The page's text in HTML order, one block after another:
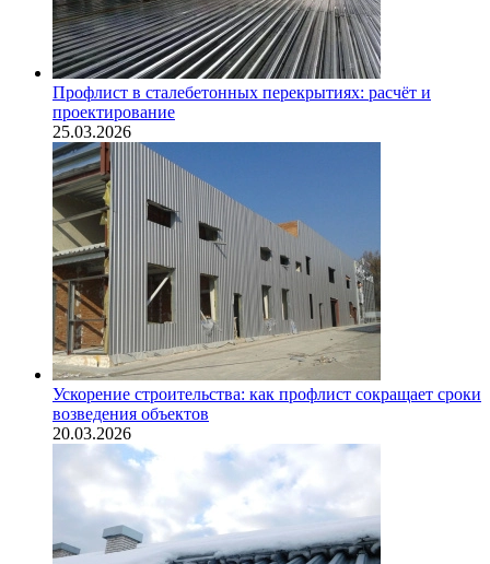
Профлист в сталебетонных перекрытиях: расчёт и
проектирование
25.03.2026
Ускорение строительства: как профлист сокращает сроки
возведения объектов
20.03.2026